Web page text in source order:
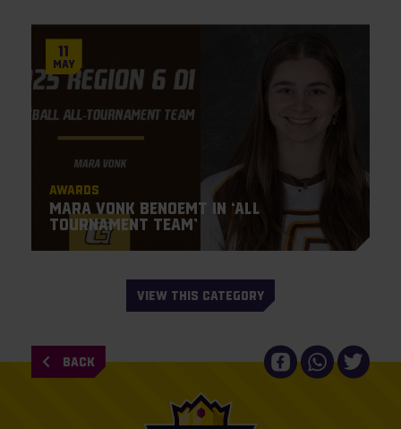
11
May
Awards
Mara Vonk benoemt in ‘All
Tournament Team’
VIEW THIS CATEGORY
BACK